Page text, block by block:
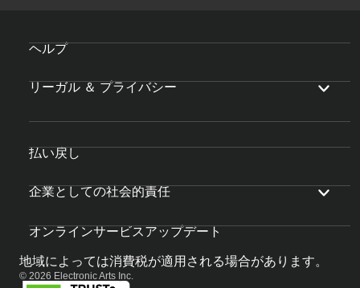
ヘルプ
リーガル ＆ プライバシー
払い戻し
企業としての社会的責任
オンラインサービスアップデート
地域によっては消費税が適用される場合があります。
© 2026 Electronic Arts Inc.